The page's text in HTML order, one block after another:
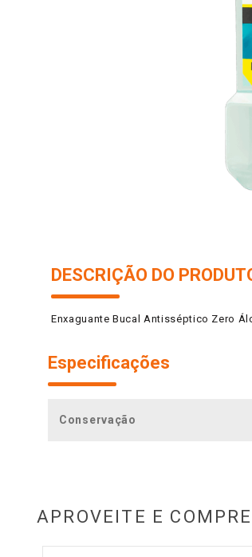
DESCRIÇÃO DO
Enxaguante Bucal Antisséptico Zero
Especificações
Conservação
APROVEITE E